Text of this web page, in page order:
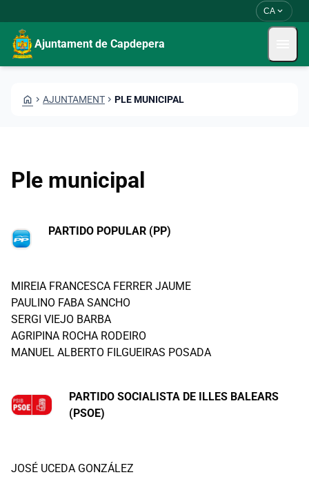
CA expand_more
Ajuntament de Capdepera
HOME CHEVRON_RIGHT AJUNTAMENT CHEVRON_RIGHT PLE MUNICIPAL
Ple municipal
PARTIDO POPULAR (PP)
MIREIA FRANCESCA FERRER JAUME
PAULINO FABA SANCHO
SERGI VIEJO BARBA
AGRIPINA ROCHA RODEIRO
MANUEL ALBERTO FILGUEIRAS POSADA
PARTIDO SOCIALISTA DE ILLES BALEARS
(PSOE)
JOSÉ UCEDA GONZÁLEZ